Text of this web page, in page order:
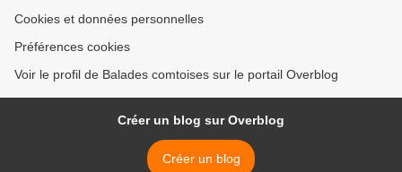
Cookies et données personnelles
Préférences cookies
Voir le profil de Balades comtoises sur le portail Overblog
Créer un blog sur Overblog
Créer un blog